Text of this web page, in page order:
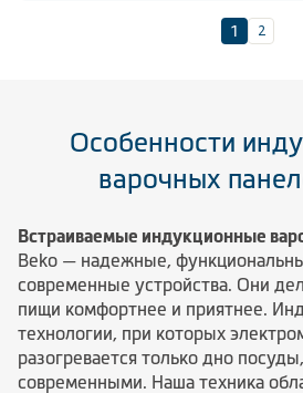
1 2
Особенности
варочных
Встраиваемые индукционные
Beko — надежные,
современные устройства. Они
пищи комфортнее и приятнее.
технологии, при которых
разогревается только дно
современными. Наша техника